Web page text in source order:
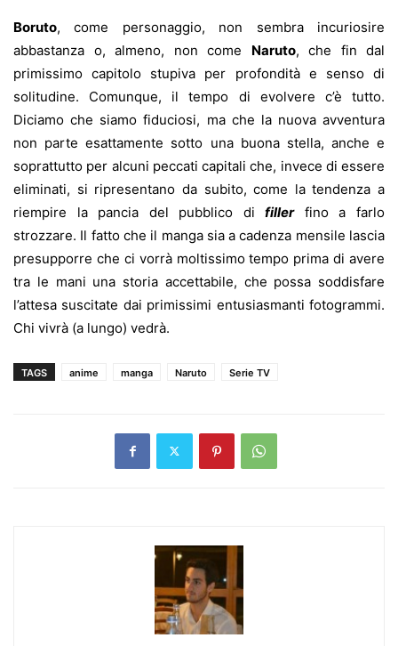
Boruto, come personaggio, non sembra incuriosire
abbastanza o, almeno, non come Naruto, che fin dal
primissimo capitolo stupiva per profondità e senso di
solitudine. Comunque, il tempo di evolvere c’è tutto.
Diciamo che siamo fiduciosi, ma che la nuova avventura
non parte esattamente sotto una buona stella, anche e
soprattutto per alcuni peccati capitali che, invece di essere
eliminati, si ripresentano da subito, come la tendenza a
riempire la pancia del pubblico difillerfino a farlo
strozzare. Il fatto che il manga sia a cadenza mensile lascia
presupporre che ci vorrà moltissimo tempo prima di avere
tra le mani una storia accettabile, che possa soddisfare
l’attesa suscitate dai primissimi entusiasmanti fotogrammi.
Chi vivrà (a lungo) vedrà.
TAGS anime manga Naruto Serie TV